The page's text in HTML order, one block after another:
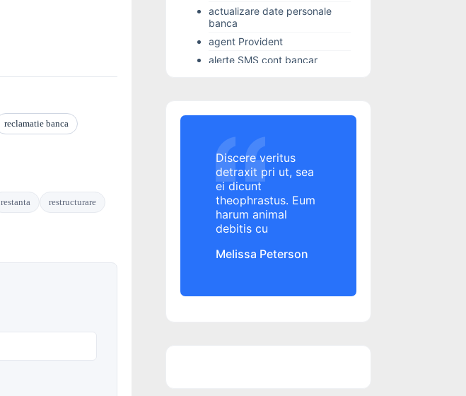
reclamatie banca
restanta
restructurare
actualizare date personale
banca
agent Provident
alerte SMS cont bancar
alocatie copil
Alpha Bank
Altex
amanare rata credit
amanare rata credit
amanare rate credit
amenda
angajament de plata
Discere veritus
detraxit pri ut, sea
ei dicunt
theophrastus. Eum
harum animal
debitis cu
Melissa Peterson